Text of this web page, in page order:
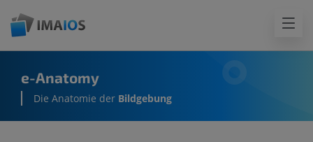
e-Anatomy
Die Anatomie der Bildgebung